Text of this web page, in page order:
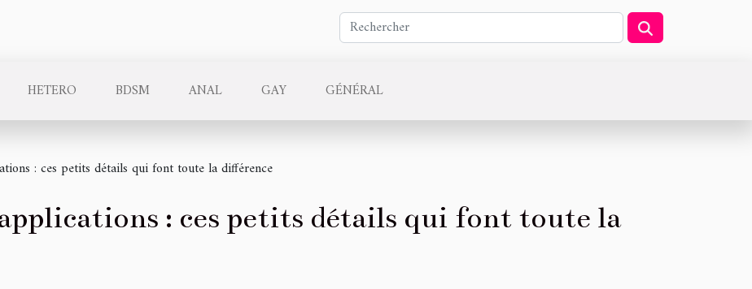
HETERO BDSM ANAL GAY GÉNÉRAL
: ces petits détails qui font toute la différence
applications : ces petits détails qui font toute la